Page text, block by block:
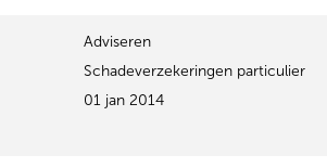
Adviseren
Schadeverzekeringen particulier
01 jan 2014